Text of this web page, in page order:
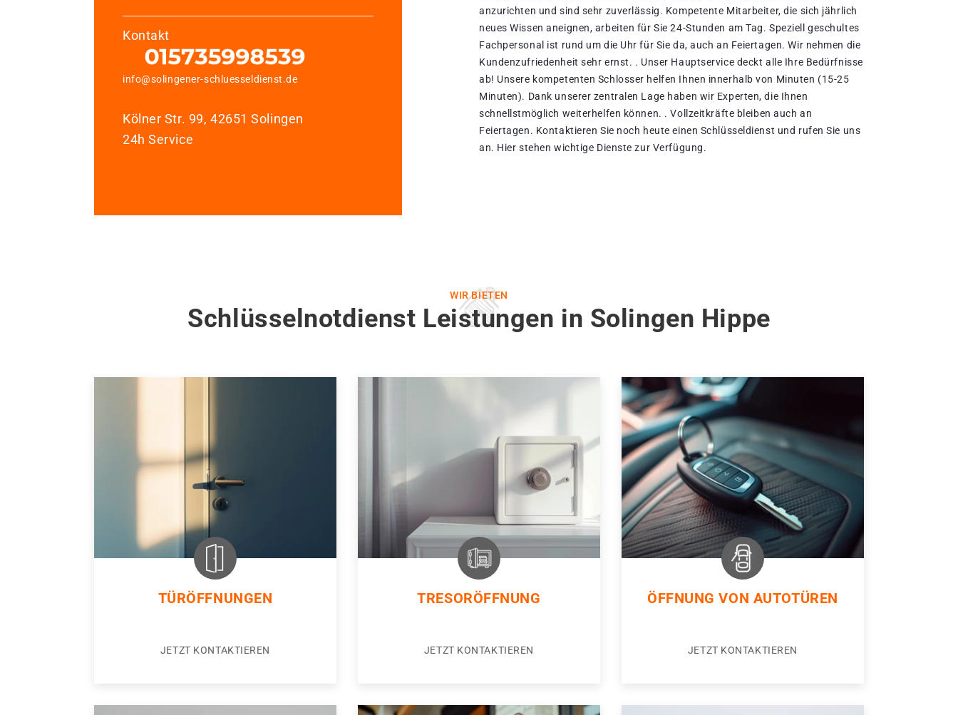
Kontakt
info@solingener-schluesseldienst.de
Kölner Str. 99, 42651 Solingen
24h Service
anzurichten und sind sehr zuverlässig. Kompetente Mitarbeiter, die sich jährlich
neues Wissen aneignen, arbeiten für Sie 24-Stunden am Tag. Speziell geschultes
Fachpersonal ist rund um die Uhr für Sie da, auch an Feiertagen. Wir nehmen die
Kundenzufriedenheit sehr ernst. . Unser Hauptservice deckt alle Ihre Bedürfnisse
ab! Unsere kompetenten Schlosser helfen Ihnen innerhalb von Minuten (15-25
Minuten). Dank unserer zentralen Lage haben wir Experten, die Ihnen
schnellstmöglich weiterhelfen können. . Vollzeitkräfte bleiben auch an
Feiertagen. Kontaktieren Sie noch heute einen Schlüsseldienst und rufen Sie uns
an. Hier stehen wichtige Dienste zur Verfügung.
WIR BIETEN
Schlüsselnotdienst Leistungen in Solingen Hippe
TÜRÖFFNUNGEN
JETZT KONTAKTIEREN
TRESORÖFFNUNG
JETZT KONTAKTIEREN
ÖFFNUNG VON AUTOTÜREN
JETZT KONTAKTIEREN